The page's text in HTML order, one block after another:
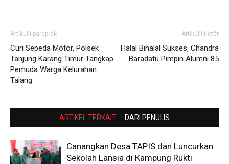
Artikulli paraprak
Curi Sepeda Motor, Polsek
Tanjung Karang Timur Tangkap
Pemuda Warga Kelurahan
Talang
Artikulli tjetër
Halal Bihalal Sukses, Chandra
Baradatu Pimpin Alumni 85
ARTIKEL TERKAIT DARI PENULIS
Canangkan Desa TAPIS dan Luncurkan
Sekolah Lansia di Kampung Rukti